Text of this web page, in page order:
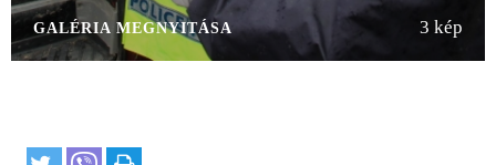
3 kép
GALÉRIA MEGNYITÁSA